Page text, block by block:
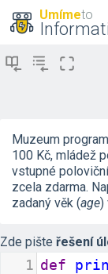
Umímeto
Muzeum
100 Kč, mládež
vstupné
zcela zdarma.
zadaný věk (age)
Zde pište řešení
1 def